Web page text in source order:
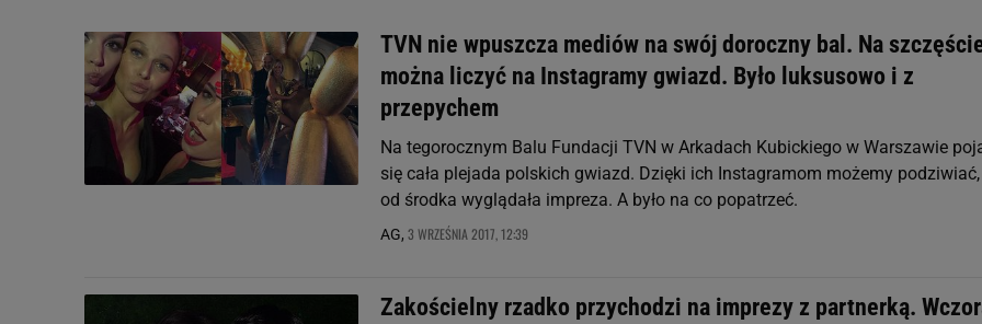
TVN nie wpuszcza mediów na swój doroczny bal. Na
można liczyć na Instagramy gwiazd. Było luksusowo i z
przepychem
Na tegorocznym Balu Fundacji TVN w Arkadach Kubickiego w Warszawie
się cała plejada polskich gwiazd. Dzięki ich Instagramom możemy
od środka wyglądała impreza. A było na co popatrzeć.
AG, 3 WRZEŚNIA 2017, 12:39
Zakościelny rzadko przychodzi na imprezy z partnerką.